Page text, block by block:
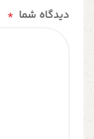
دیدگاه شما *